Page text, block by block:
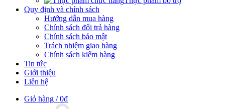
Quy định và chính sách
Hướng dẫn mua hàng
Chính sách đổi trả hàng
Chính sách bảo mật
Trách nhiệm giao hàng
Chính sách kiểm hàng
Tin tức
Giới thiệu
Liên hệ
Giỏ hàng /0₫